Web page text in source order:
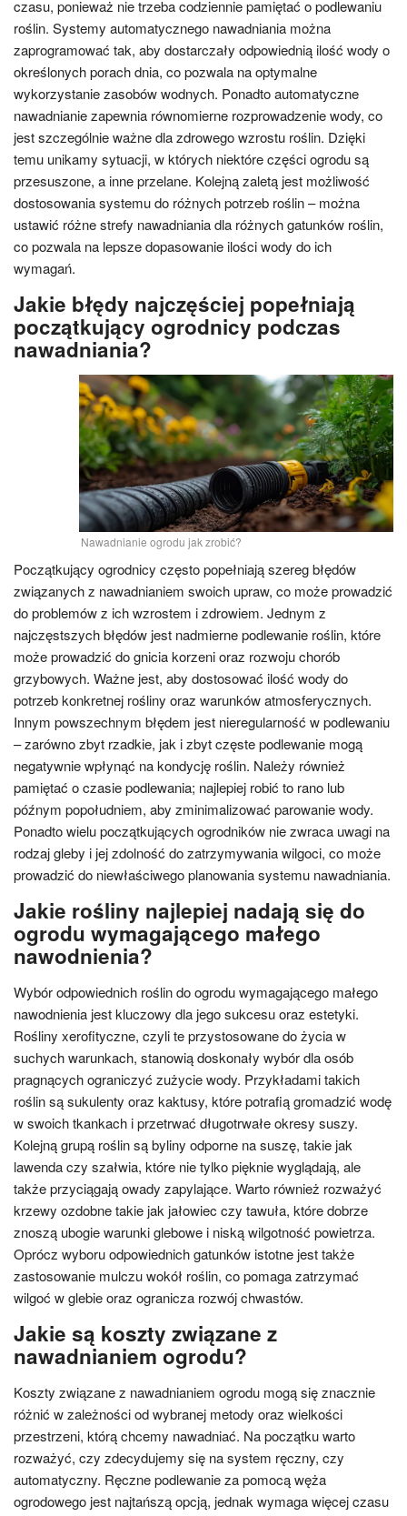
czasu, ponieważ nie trzeba codziennie pamiętać o podlewaniu
roślin. Systemy automatycznego nawadniania można
zaprogramować tak, aby dostarczały odpowiednią ilość wody o
określonych porach dnia, co pozwala na optymalne
wykorzystanie zasobów wodnych. Ponadto automatyczne
nawadnianie zapewnia równomierne rozprowadzenie wody, co
jest szczególnie ważne dla zdrowego wzrostu roślin. Dzięki
temu unikamy sytuacji, w których niektóre części ogrodu są
przesuszone, a inne przelane. Kolejną zaletą jest możliwość
dostosowania systemu do różnych potrzeb roślin – można
ustawić różne strefy nawadniania dla różnych gatunków roślin,
co pozwala na lepsze dopasowanie ilości wody do ich
wymagań.
Jakie błędy najczęściej popełniają
początkujący ogrodnicy podczas
nawadniania?
Nawadnianie ogrodu jak zrobić?
Początkujący ogrodnicy często popełniają szereg błędów
związanych z nawadnianiem swoich upraw, co może prowadzić
do problemów z ich wzrostem i zdrowiem. Jednym z
najczęstszych błędów jest nadmierne podlewanie roślin, które
może prowadzić do gnicia korzeni oraz rozwoju chorób
grzybowych. Ważne jest, aby dostosować ilość wody do
potrzeb konkretnej rośliny oraz warunków atmosferycznych.
Innym powszechnym błędem jest nieregularność w podlewaniu
– zarówno zbyt rzadkie, jak i zbyt częste podlewanie mogą
negatywnie wpłynąć na kondycję roślin. Należy również
pamiętać o czasie podlewania; najlepiej robić to rano lub
późnym popołudniem, aby zminimalizować parowanie wody.
Ponadto wielu początkujących ogrodników nie zwraca uwagi na
rodzaj gleby i jej zdolność do zatrzymywania wilgoci, co może
prowadzić do niewłaściwego planowania systemu nawadniania.
Jakie rośliny najlepiej nadają się do
ogrodu wymagającego małego
nawodnienia?
Wybór odpowiednich roślin do ogrodu wymagającego małego
nawodnienia jest kluczowy dla jego sukcesu oraz estetyki.
Rośliny xerofityczne, czyli te przystosowane do życia w
suchych warunkach, stanowią doskonały wybór dla osób
pragnących ograniczyć zużycie wody. Przykładami takich
roślin są sukulenty oraz kaktusy, które potrafią gromadzić wodę
w swoich tkankach i przetrwać długotrwałe okresy suszy.
Kolejną grupą roślin są byliny odporne na suszę, takie jak
lawenda czy szałwia, które nie tylko pięknie wyglądają, ale
także przyciągają owady zapylające. Warto również rozważyć
krzewy ozdobne takie jak jałowiec czy tawuła, które dobrze
znoszą ubogie warunki glebowe i niską wilgotność powietrza.
Oprócz wyboru odpowiednich gatunków istotne jest także
zastosowanie mulczu wokół roślin, co pomaga zatrzymać
wilgoć w glebie oraz ogranicza rozwój chwastów.
Jakie są koszty związane z
nawadnianiem ogrodu?
Koszty związane z nawadnianiem ogrodu mogą się znacznie
różnić w zależności od wybranej metody oraz wielkości
przestrzeni, którą chcemy nawadniać. Na początku warto
rozważyć, czy zdecydujemy się na system ręczny, czy
automatyczny. Ręczne podlewanie za pomocą węża
ogrodowego jest najtańszą opcją, jednak wymaga więcej czasu